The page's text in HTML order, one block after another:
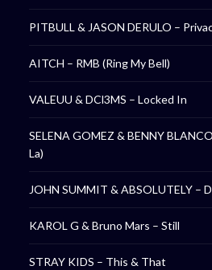
PITBULL & JASON DERULO –
AITCH – RMB (Ring My Bell)
VALEUU & DCl3MS – Locked In
SELENA GOMEZ & BENNY
La)
JOHN SUMMIT & ABSOLUTELY –
KAROL G & Bruno Mars – Still
STRAY KIDS – This & That